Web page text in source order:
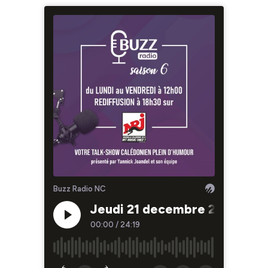
Buzz Radio NC
Jeudi 21 decembre 2023
00:00 / 24:19